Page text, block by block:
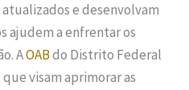
e desenvolvam
ajudem a enfrentar os
AOABdo Distrito Federal
visam aprimorar as